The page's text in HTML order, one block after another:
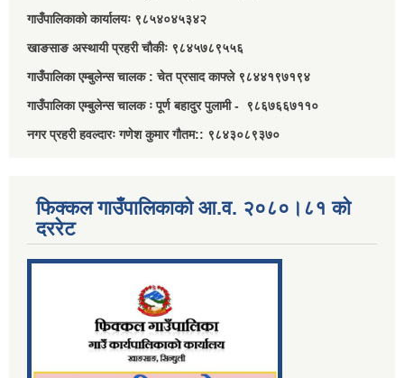
गाउँपालिकाको कार्यालयः ९८५४०४५३४२
खाङसाङ अस्थायी प्रहरी चौकीः ९८४५७८९५५६
गाउँपालिका एम्बुलेन्स चालक : चेत प्रसाद काफ्ले ९८४४१९७१९४
गाउँपालिका एम्बुलेन्स चालक ः पूर्ण बहादुर पुलामी - ९८६७६६७११०
नगर प्रहरी हवल्दारः गणेश कुमार गौतम:: ९८४३०८९३७०
फिक्कल गाउँपालिकाको आ.व. २०८०।८१ को
दररेट